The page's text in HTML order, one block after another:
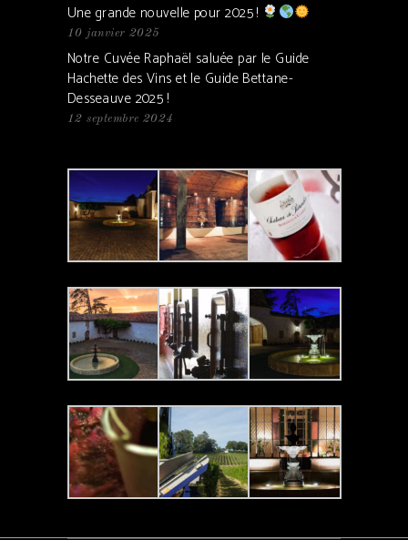
Une grande nouvelle pour 2025 !
10 janvier 2025
Notre Cuvée Raphaël saluée par le Guide
Hachette des Vins et le Guide Bettane-
Desseauve 2025 !
12 septembre 2024